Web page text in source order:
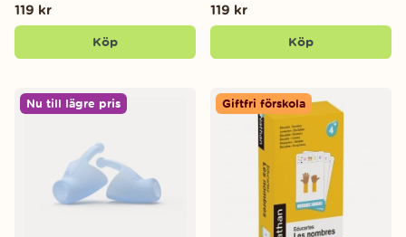
119 kr
Köp
119 kr
Köp
Nu till lägre pris Giftfri förskola